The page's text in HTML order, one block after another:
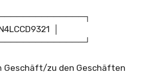
│
Geschäft/zu den Geschäften